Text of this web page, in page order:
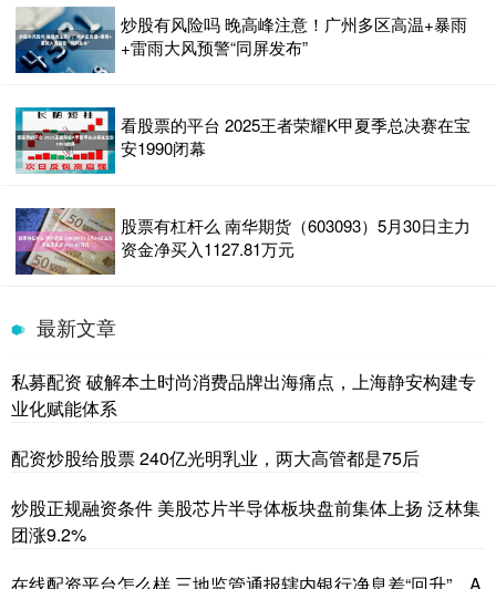
炒股有风险吗 晚高峰注意！广州多区高温+暴雨
+雷雨大风预警“同屏发布”
看股票的平台 2025王者荣耀K甲夏季总决赛在宝
安1990闭幕
股票有杠杆么 南华期货（603093）5月30日主力
资金净买入1127.81万元
最新文章
私募配资 破解本土时尚消费品牌出海痛点，上海静安构建专
业化赋能体系
配资炒股给股票 240亿光明乳业，两大高管都是75后
炒股正规融资条件 美股芯片半导体板块盘前集体上扬 泛林集
团涨9.2%
在线配资平台怎么样 三地监管通报辖内银行净息差“回升”，A